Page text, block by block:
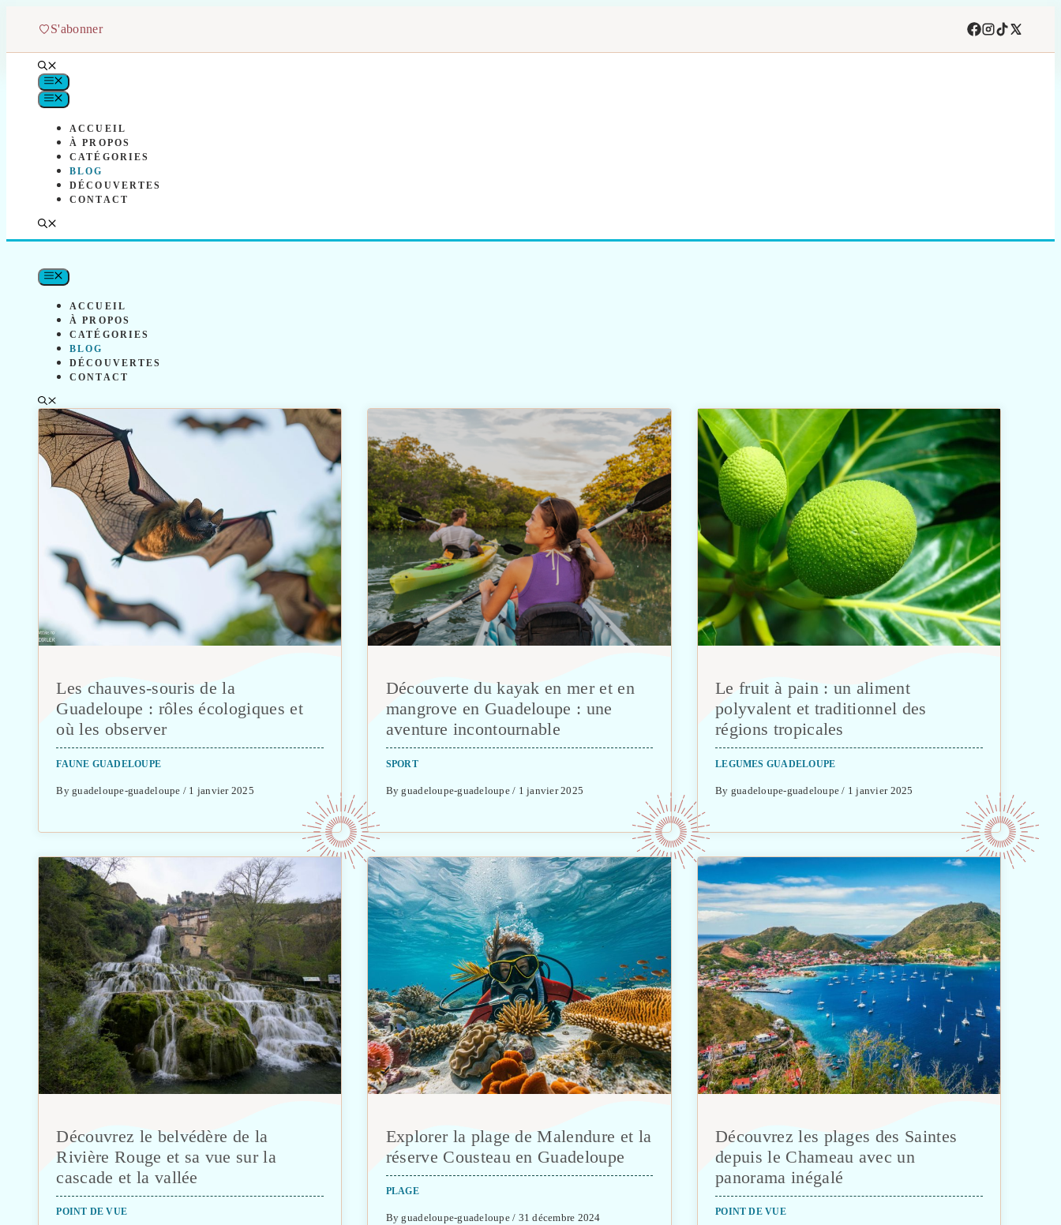
S'abonner
MENU
MENU
ACCUEIL
À PROPOS
CATÉGORIES
BLOG
DÉCOUVERTES
CONTACT
MENU
ACCUEIL
À PROPOS
CATÉGORIES
BLOG
DÉCOUVERTES
CONTACT
Les chauves-souris de la
Guadeloupe : rôles écologiques et
où les observer
FAUNE GUADELOUPE
By guadeloupe-guadeloupe / 1 janvier 2025
Découverte du kayak en mer et en
mangrove en Guadeloupe : une
aventure incontournable
SPORT
By guadeloupe-guadeloupe / 1 janvier 2025
Le fruit à pain : un aliment
polyvalent et traditionnel des
régions tropicales
LEGUMES GUADELOUPE
By guadeloupe-guadeloupe / 1 janvier 2025
Découvrez le belvédère de la
Rivière Rouge et sa vue sur la
cascade et la vallée
POINT DE VUE
Explorer la plage de Malendure et la
réserve Cousteau en Guadeloupe
PLAGE
By guadeloupe-guadeloupe / 31 décembre 2024
Découvrez les plages des Saintes
depuis le Chameau avec un
panorama inégalé
POINT DE VUE